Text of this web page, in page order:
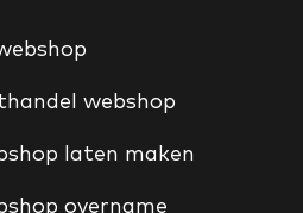
webshop
laten maken
overname